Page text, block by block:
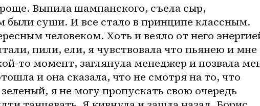
Выпила шампанского, съела сыр,
были суши. И все стало в принципе классным.
человеком. Хоть и веяло от него
пили, ели, я чувствовала что пьянею и мне
то момент, заглянула менеджер и позвала
и она сказала, что не смотря на то, что
зеленый, я не могу пропускать свою очередь